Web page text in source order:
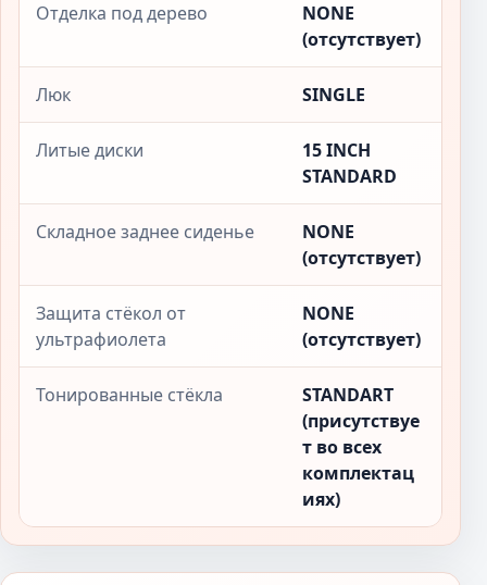
Отделка под дерево
NONE
(отсутствует)
Люк SINGLE
Литые диски
15 INCH
STANDARD
Складное заднее сиденье
NONE
(отсутствует)
Защита стёкол от
ультрафиолета
NONE
(отсутствует)
Тонированные стёкла
STANDART
(присутствуе
т во всех
комплектац
иях)